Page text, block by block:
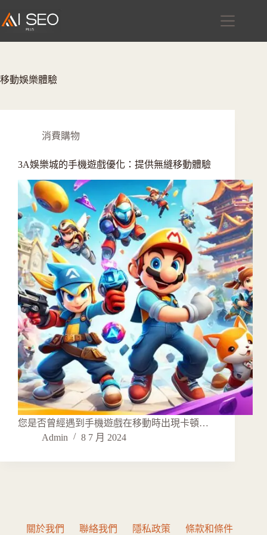
至
容
移動娛樂體驗
消費購物
3A娛樂城的手機遊戲優化：提供無縫移動體驗
您是否曾經遇到手機遊戲在移動時出現卡頓…
Admin
8 7 月 2024
關於我們 聯絡我們 隱私政策 條款和條件